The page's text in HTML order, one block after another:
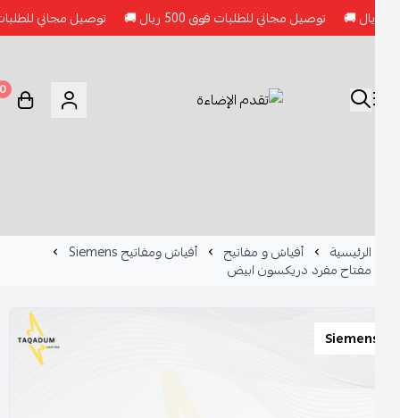
توصيل مجاني للطلبات فوق 500 ريال 🚚 توصيل مجاني للطلبات فوق 500 ريال 🚚
0
الرئيسية أفياش و مفاتيح أفياش ومفاتيح Siemens
مفتاح مفرد دريكسون ابيض